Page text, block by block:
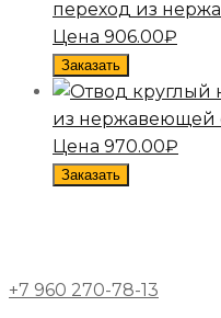
переход из
Цена 906.00₽
Заказать
из нержавеющей
Цена 970.00₽
Заказать
+7 960 270-78-13